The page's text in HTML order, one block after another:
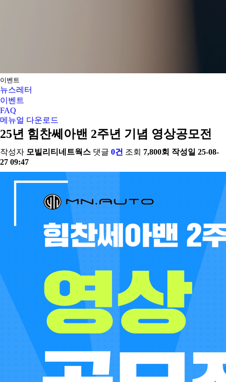
이벤트
뉴스레터
이벤트
FAQ
메뉴얼 다운로드
25년 힘찬쎄아밴 2주년 기념 영상공모전
작성자 모빌리티네트웍스 댓글 0건 조회 7,800회 작성일 25-08-
27 09:47